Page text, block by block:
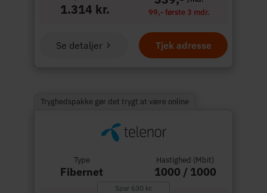
1.314 kr.
99,- første 3 mdr.
Tjek adresse
Se detaljer
Tryghedspakke gør det trygt at være online
Type
Fibernet
Hastighed (Mbit)
1000 / 1000
Spar 630 kr.